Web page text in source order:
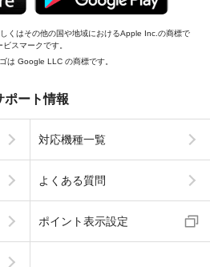
くはその他の国や地域におけるApple Inc.の商標で
スマークです。
は Google LLC の商標です。
ポート情報
対応機種一覧
よくある質問
ポイント表示設定